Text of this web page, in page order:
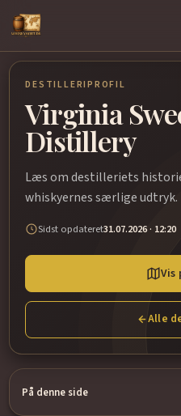
DESTILLERIPROFIL
Virginia
Distillery
Læs om destilleriets
whiskyernes særlige udtryk.
Sidst opdateret31.07.2026 · 12:20
Vis
Alle
På denne side